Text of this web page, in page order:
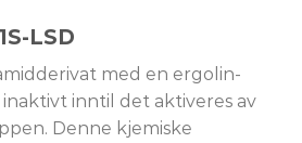
LSD
med en ergolin-
inntil det aktiveres av
Denne kjemiske